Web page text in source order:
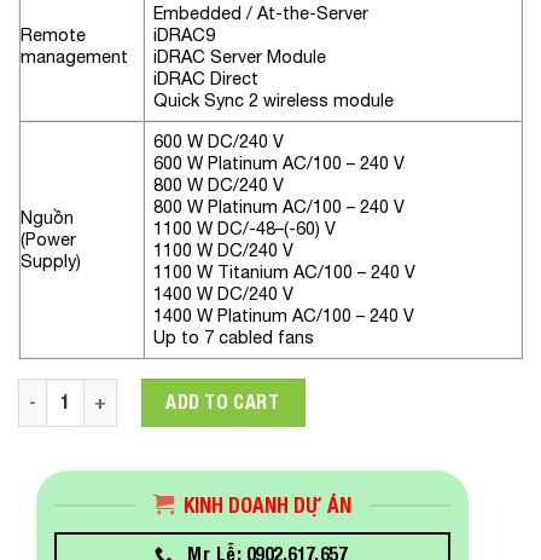
Remote
management
Embedded / At-the-Server
iDRAC9
iDRAC Server Module
iDRAC Direct
Quick Sync 2 wireless module
Nguồn
(Power
Supply)
600 W DC/240 V
600 W Platinum AC/100 – 240 V
800 W DC/240 V
800 W Platinum AC/100 – 240 V
1100 W DC/-48–(-60) V
1100 W DC/240 V
1100 W Titanium AC/100 – 240 V
1400 W DC/240 V
1400 W Platinum AC/100 – 240 V
Up to 7 cabled fans
Máy chủ Dell PowerEdge R650xs 42SVRDR650-707((Intel
ADD TO CART
KINH DOANH DỰ ÁN
Mr Lễ: 0902.617.657